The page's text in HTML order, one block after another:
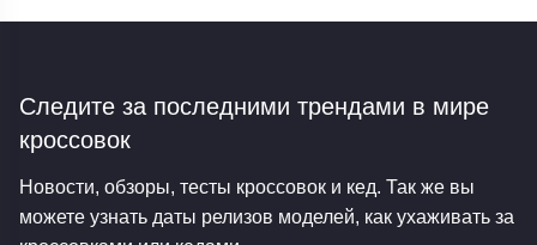
Следите за последними трендами в мире
кроссовок
Новости, обзоры, тесты кроссовок и кед. Так же вы
можете узнать даты релизов моделей, как ухаживать за